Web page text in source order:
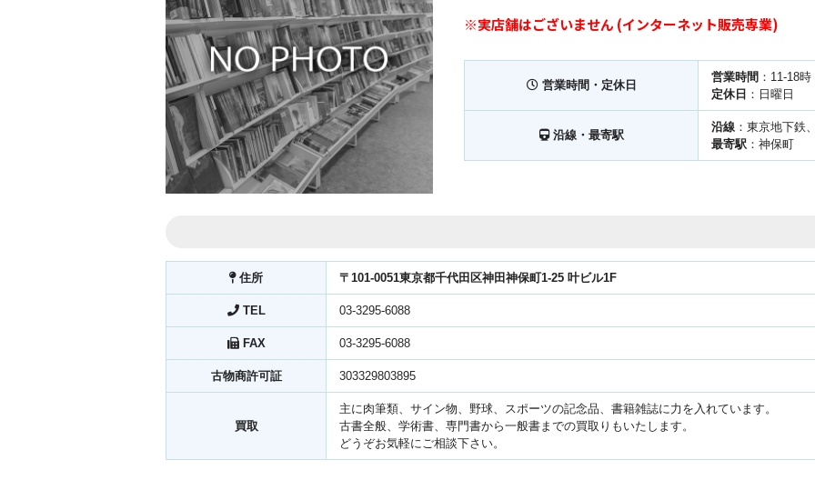
※実店舗はございません (インターネット販売専業)
営業時間・定休日
営業時間 ：11-18時
定休日 ：日曜日
沿線・最寄駅
沿線 ：東京地下鉄
最寄駅 ：神保町
住所 〒101-0051東京都千代田区神田神保町1-25 叶ビル1F
TEL 03-3295-6088
FAX 03-3295-6088
古物商許可証 303329803895
買取
主に肉筆類、サイン物、野球、スポーツの記念品、書籍雑誌に力を入れています。
古書全般、学術書、専門書から一般書までの買取りもいたします。
どうぞお気軽にご相談下さい。